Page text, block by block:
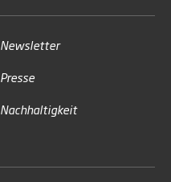
Newsletter
Presse
Nachhaltigkeit